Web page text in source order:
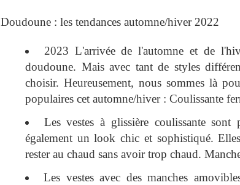
Doudoune : les tendances automne/hiver 2022
2023 L'arrivée de l'automne et de
doudoune. Mais avec tant de styles
choisir. Heureusement, nous sommes là
populaires cet automne/hiver : Coulissante
Les vestes à glissière coulissante
également un look chic et sophistiqué.
rester au chaud sans avoir trop chaud.
Les vestes avec des manches